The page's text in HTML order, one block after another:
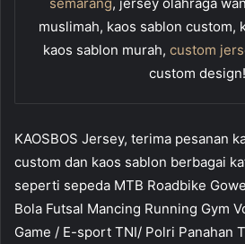
muslimah, kaos sablon custom,
kaos sablon murah, custom
custom
KAOSBOS Jersey, terima pesanan
custom dan kaos sablon berbagai
seperti sepeda MTB Roadbike
Bola Futsal Mancing Running Gym
Game / E-sport TNI/ Polri Panahan